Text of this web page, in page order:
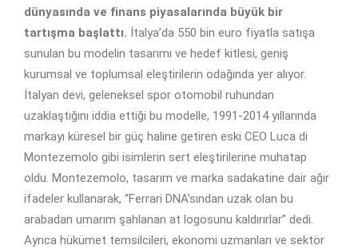
dünyasında ve finans piyasalarında büyük bir
tartışma başlattı. İtalya’da 550 bin euro fiyatla satışa
sunulan bu modelin tasarımı ve hedef kitlesi, geniş
kurumsal ve toplumsal eleştirilerin odağında yer alıyor.
İtalyan devi, geleneksel spor otomobil ruhundan
uzaklaştığını iddia ettiği bu modelle, 1991-2014 yıllarında
markayı küresel bir güç haline getiren eski CEO Luca di
Montezemolo gibi isimlerin sert eleştirilerine muhatap
oldu. Montezemolo, tasarım ve marka sadakatine dair ağır
ifadeler kullanarak, “Ferrari DNA’sından uzak olan bu
arabadan umarım şahlanan at logosunu kaldırırlar” dedi.
Ayrıca hükümet temsilcileri, ekonomi uzmanları ve sektör